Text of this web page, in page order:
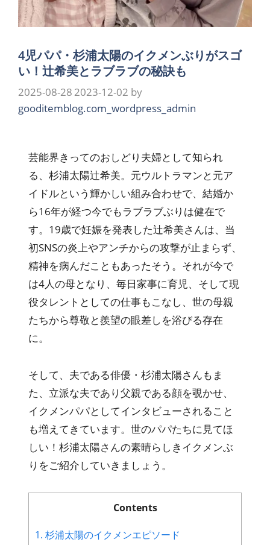
4児パパ・杉浦太陽のイクメンぶりがスゴ
い！辻希美とラブラブの秘訣も
2025-08-28 2023-12-02 by
gooditemblog.com_wordpress_admin
芸能界きってのおしどり夫婦として知られ
る、杉浦太陽辻希美。元ウルトラマンと元ア
イドルという輝かしい組み合わせで、結婚か
ら16年が経つ今でもラブラブぶりは健在で
す。19歳で妊娠を発表した辻希美さんは、当
初SNSの炎上やアンチからの攻撃が止まらず、
精神を病んだこともあったそう。それが今で
は4人の母となり、毎日家事に育児、そして現
役タレントとしての仕事もこなし、世の母親
たちから尊敬と羨望の眼差しを浴びる存在
に。
そして、夫である俳優・杉浦太陽さんもま
た、立派な夫であり父親である顔を覗かせ、
イクメンパパとしてインタビューされること
も増えてきています。世のパパたちに見てほ
しい！杉浦太陽さんの素晴らしきイクメンぶ
りをご紹介していきましょう。
Contents
1. 杉浦太陽のイクメンエピソード